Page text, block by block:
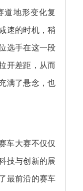
道地形变化复
速的时机，稍
选手在这一段
开差距，从而
满了悬念，也
车大赛不仅仅
技与创新的展
最前沿的赛车